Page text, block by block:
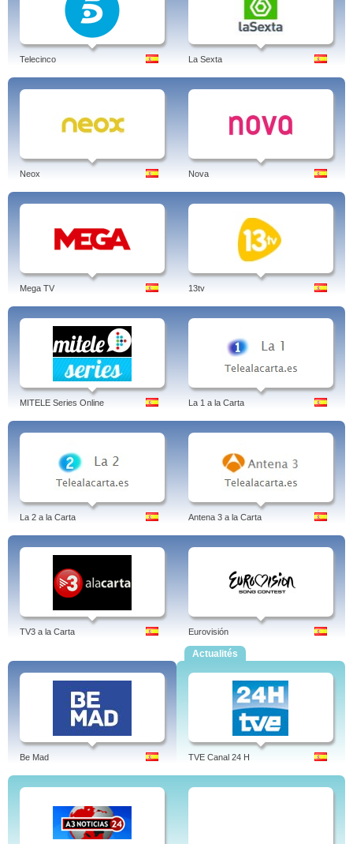
Telecinco La Sexta
Neox Nova
Mega TV 13tv
MITELE Series Online La 1 a la Carta
La 2 a la Carta Antena 3 a la Carta
TV3 a la Carta Eurovisión
Be Mad
Actualités
TVE Canal 24 H